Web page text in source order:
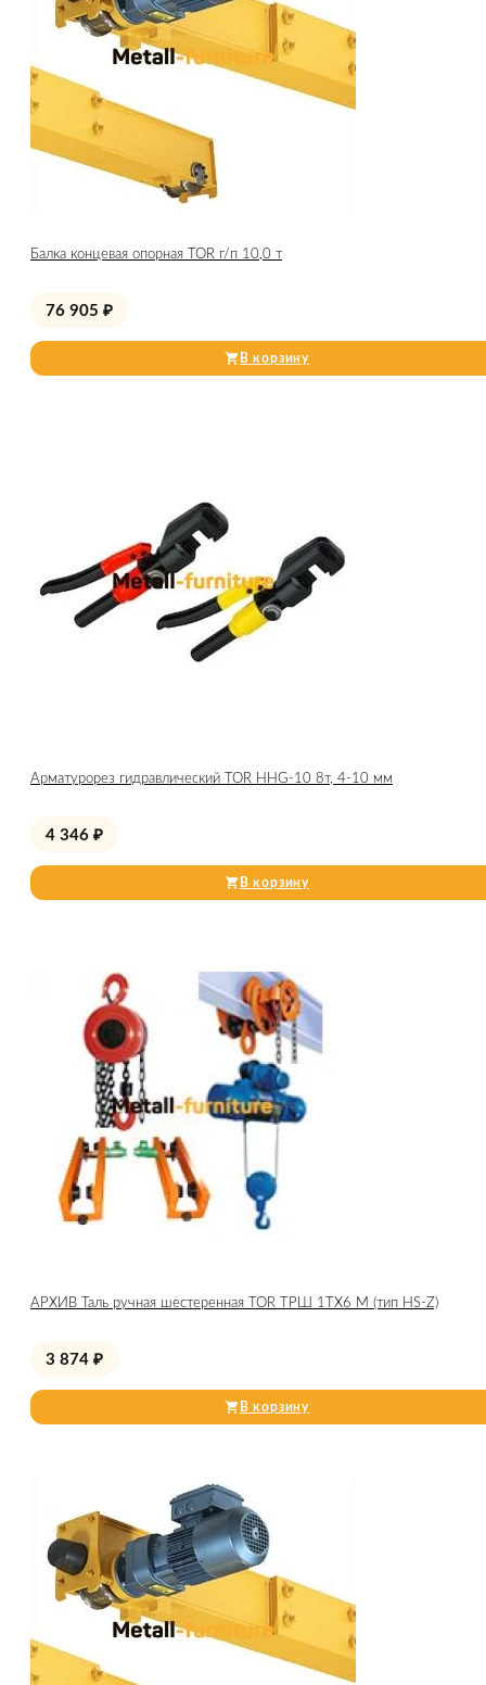
Балка концевая опорная TOR г/п 10,0 т
76 905 ₽
В корзину
Арматурорез гидравлический TOR HHG-10 8т, 4-10 мм
4 346 ₽
В корзину
АРХИВ Таль ручная шестеренная TOR ТРШ 1ТХ6 М (тип HS-Z)
3 874 ₽
В корзину